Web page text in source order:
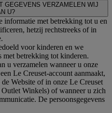
GEGEVENS VERZAMELEN WIJ
U?
informatie met betrekking tot u en
hetzij rechtstreeks of in
voor kinderen en we
met betrekking tot kinderen.
u verzamelen wanneer u onze
Le Creuset-account aanmaakt,
Website of in onze Le Creuset
Winkels) of wanneer u zich
De persoonsgegevens